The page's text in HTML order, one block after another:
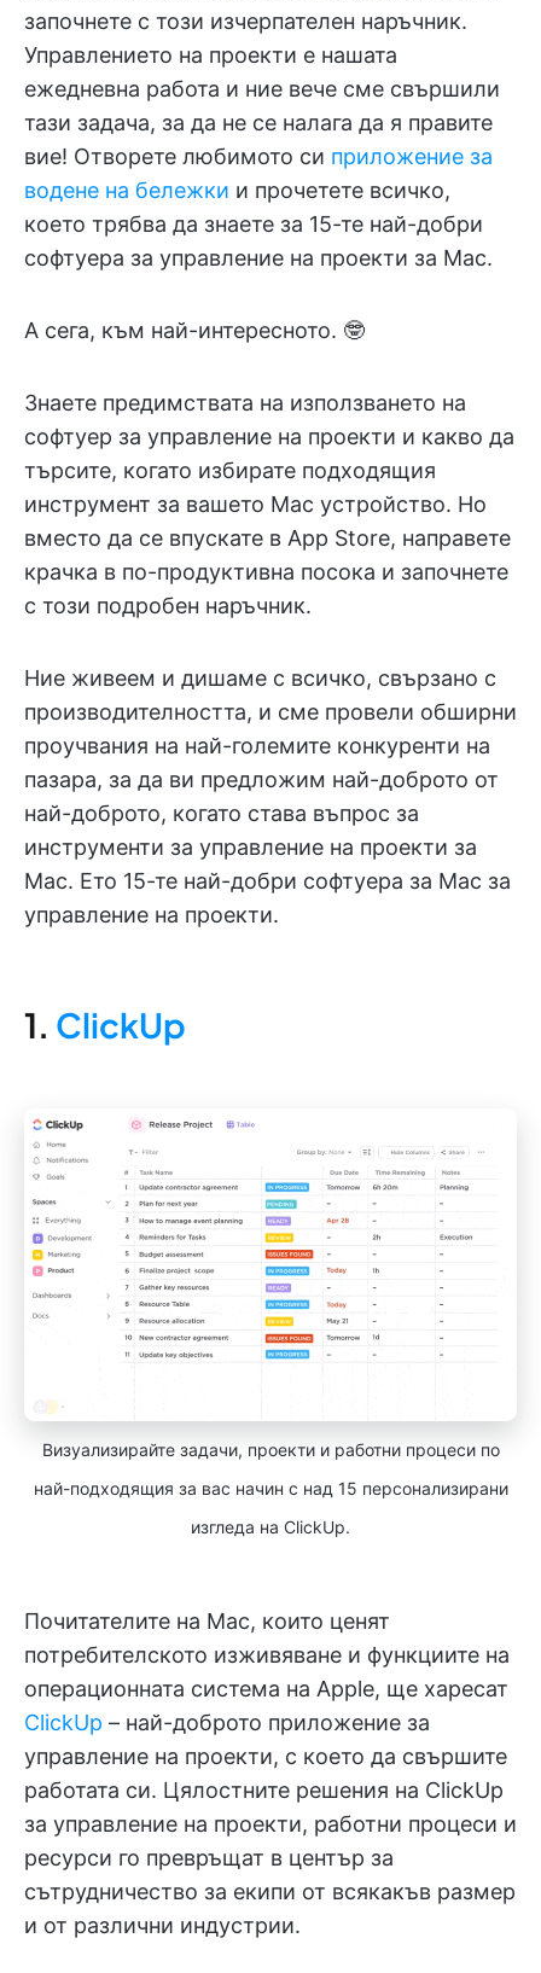
започнете с този изчерпателен наръчник.
Управлението на проекти е нашата
ежедневна работа и ние вече сме свършили
тази задача, за да не се налага да я правите
вие! Отворете любимото си приложение за
водене на бележки и прочетете всичко,
което трябва да знаете за 15-те най-добри
софтуера за управление на проекти за Mac.
А сега, към най-интересното. 🤓
Знаете предимствата на използването на
софтуер за управление на проекти и какво да
търсите, когато избирате подходящия
инструмент за вашето Mac устройство. Но
вместо да се впускате в App Store, направете
крачка в по-продуктивна посока и започнете
с този подробен наръчник.
Ние живеем и дишаме с всичко, свързано с
производителността, и сме провели обширни
проучвания на най-големите конкуренти на
пазара, за да ви предложим най-доброто от
най-доброто, когато става въпрос за
инструменти за управление на проекти за
Mac. Ето 15-те най-добри софтуера за Mac за
управление на проекти.
1. ClickUp
Визуализирайте задачи, проекти и работни процеси по
най-подходящия за вас начин с над 15 персонализирани
изгледа на ClickUp.
Почитателите на Mac, които ценят
потребителското изживяване и функциите на
операционната система на Apple, ще харесат
ClickUp – най-доброто приложение за
управление на проекти, с което да свършите
работата си. Цялостните решения на ClickUp
за управление на проекти, работни процеси и
ресурси го превръщат в център за
сътрудничество за екипи от всякакъв размер
и от различни индустрии.